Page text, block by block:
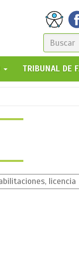
DE
GO!
TRIBUNAL DE